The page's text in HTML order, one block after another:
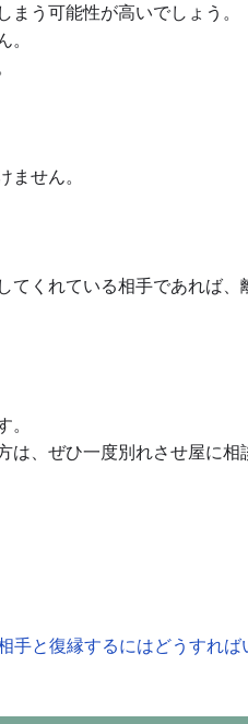
う可能性が高いでしょう。
せん。
てくれている相手であれば、
は、ぜひ一度別れさせ屋に相
手と復縁するにはどうすれば